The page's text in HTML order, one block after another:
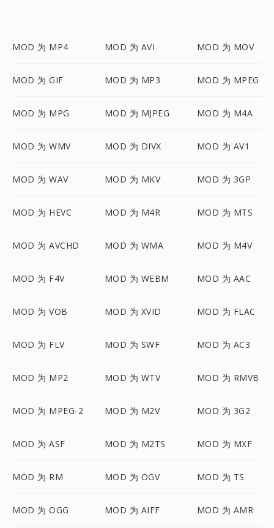
MOD 为 MP4 MOD 为 AVI MOD 为 MOV
MOD 为 GIF MOD 为 MP3 MOD 为 MPEG
MOD 为 MPG MOD 为 MJPEG MOD 为 M4A
MOD 为 WMV MOD 为 DIVX MOD 为 AV1
MOD 为 WAV MOD 为 MKV MOD 为 3GP
MOD 为 HEVC MOD 为 M4R MOD 为 MTS
MOD 为 AVCHD MOD 为 WMA MOD 为 M4V
MOD 为 F4V MOD 为 WEBM MOD 为 AAC
MOD 为 VOB MOD 为 XVID MOD 为 FLAC
MOD 为 FLV MOD 为 SWF MOD 为 AC3
MOD 为 MP2 MOD 为 WTV MOD 为 RMVB
MOD 为 MPEG-2 MOD 为 M2V MOD 为 3G2
MOD 为 ASF MOD 为 M2TS MOD 为 MXF
MOD 为 RM MOD 为 OGV MOD 为 TS
MOD 为 OGG MOD 为 AIFF MOD 为 AMR